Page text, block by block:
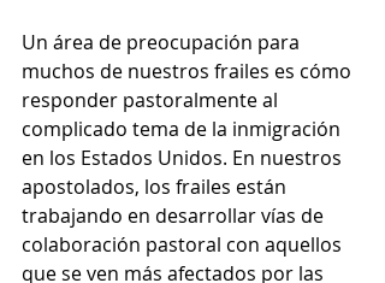
Un área de preocupación para
muchos de nuestros frailes es cómo
responder pastoralmente al
complicado tema de la inmigración
en los Estados Unidos. En nuestros
apostolados, los frailes están
trabajando en desarrollar vías de
colaboración pastoral con aquellos
que se ven más afectados por las